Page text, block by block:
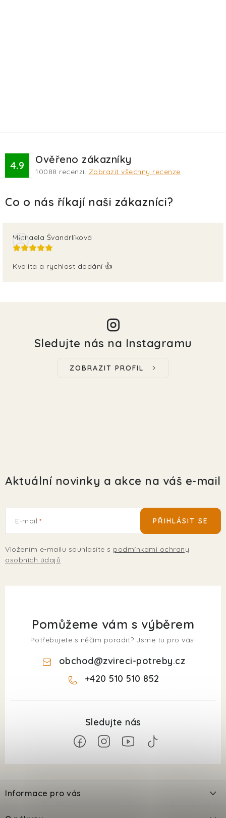
4.9 Ověřeno zákazníky
10088 recenzí. Zobrazit všechny recenze
Michaela Švandrlíková
Kvalita a rychlost dodání 👍
Sledujte nás na Instagramu
ZOBRAZIT PROFIL
Aktuální novinky a akce na váš e-mail
E-mail
Vložením e-mailu souhlasíte s podmínkami ochrany
osobních údajů
PŘIHLÁSIT SE
Pomůžeme vám s výběrem
Potřebujete s něčím poradit? Jsme tu pro vás!
obchod@zvireci-potreby.cz
+420 510 510 852
p
a
Informace pro vás